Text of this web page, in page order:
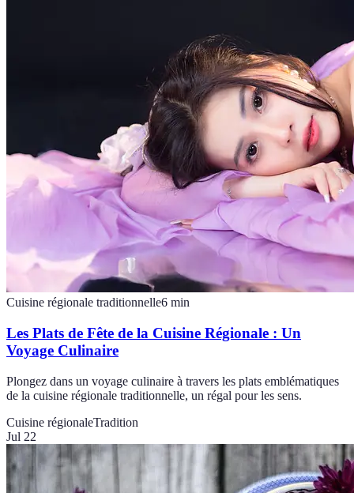
Cuisine régionale traditionnelle6 min
Les Plats de Fête de la Cuisine Régionale : Un
Voyage Culinaire
Plongez dans un voyage culinaire à travers les plats emblématiques
de la cuisine régionale traditionnelle, un régal pour les sens.
Cuisine régionaleTradition
Jul 22